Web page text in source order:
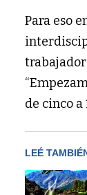
Para eso
de cinco
LEÉ